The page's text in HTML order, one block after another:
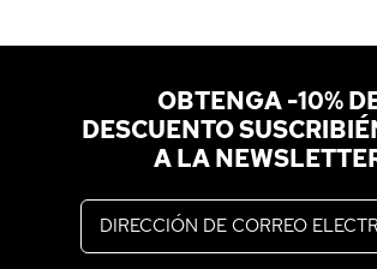
OBTENGA -10%
DESCUENTO
A LA